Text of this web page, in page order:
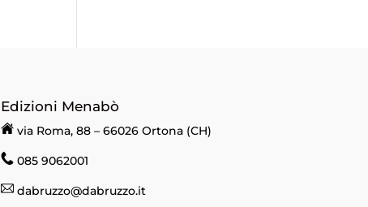
Edizioni Menabò
via Roma, 88 – 66026 Ortona (CH)
085 9062001
dabruzzo@dabruzzo.it